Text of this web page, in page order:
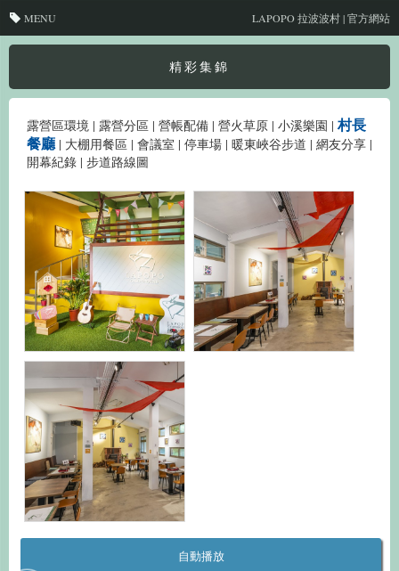
精彩集錦
露營區環境 | 露營分區 | 營帳配備 | 營火草原 | 小溪樂園 |村長
餐廳 | 大棚用餐區 | 會議室 | 停車場 | 暖東峽谷步道 | 網友分享 |
開幕紀錄 | 步道路線圖
自動播放
MENU LAPOPO 拉波波村 | 官方網站